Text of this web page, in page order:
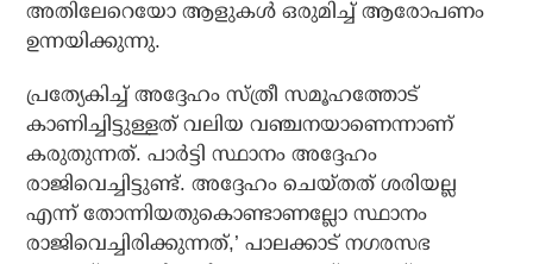
അതിലേറെയോ ആളുകള്‍ ഒരുമിച്ച് ആരോപണം
ഉന്നയിക്കുന്നു.
പ്രത്യേകിച്ച് അദ്ദേഹം സ്ത്രീ സമൂഹത്തോട്
കാണിച്ചിട്ടുള്ളത് വലിയ വഞ്ചനയാണെന്നാണ്
കരുതുന്നത്. പാര്‍ട്ടി സ്ഥാനം അദ്ദേഹം
രാജിവെച്ചിട്ടുണ്ട്. അദ്ദേഹം ചെയ്തത് ശരിയല്ല
എന്ന് തോന്നിയതുകൊണ്ടാണല്ലോ സ്ഥാനം
രാജിവെച്ചിരിക്കുന്നത്,’ പാലക്കാട് നഗരസഭ